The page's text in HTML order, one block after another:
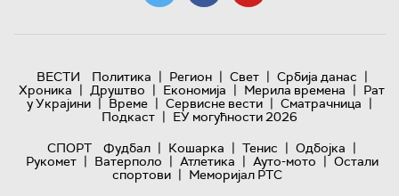
ВЕСТИ Политика | Регион | Свет | Србија данас |
Хроника | Друштво | Економија | Мерила времена | Рат
у Украјини | Време | Сервисне вести | Сматрачница |
Подкаст | ЕУ могућности 2026
СПОРТ
Фудбал | Кошарка | Тенис | Одбојка |
Рукомет | Ватерполо | Атлетика | Ауто-мото | Остали
спортови | Меморијал РТС